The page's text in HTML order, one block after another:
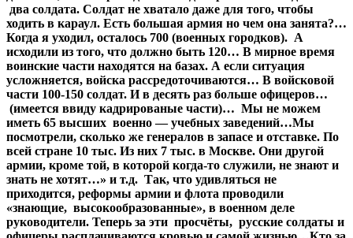
два солдата. Солдат не хватало даже для того, чтобы
ходить в караул. Есть большая армия но чем она занята?…
Когда я уходил, осталось 700 (военных городков). А
исходили из того, что должно быть 120… В мирное время
воинские части находятся на базах. А если ситуация
усложняется, войска рассредоточиваются… В войсковой
части 100-150 солдат. И в десять раз больше офицеров…
(имеется ввиду кадрированые части)… Мы не можем
иметь 65 высших военно — учебных заведений…Мы
посмотрели, сколько же генералов в запасе и отставке. По
всей стране 10 тыс. Из них 7 тыс. в Москве. Они другой
армии, кроме той, в которой когда-то служили, не знают и
знать не хотят…» и т.д. Так, что удивляться не
приходится, реформы армии и флота проводили
«знающие, высокообразованные», в военном деле
руководители. Теперь за эти просчёты, русские солдаты и